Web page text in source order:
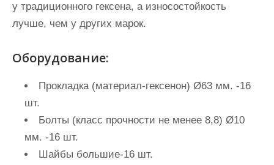
у традиционного гексена, а износостойкость
лучше, чем у других марок.
Оборудование:
Прокладка (материал-гексенон) Ø63 мм. -16
шт.
Болты (класс прочности не менее 8,8) Ø10
мм. -16 шт.
Шайбы большие-16 шт.